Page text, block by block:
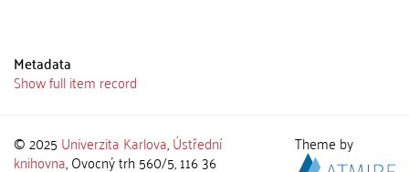
Metadata
Show full item record
© 2025 Univerzita Karlova,Ústřední
knihovna, Ovocný trh 560/5, 116 36
Theme by